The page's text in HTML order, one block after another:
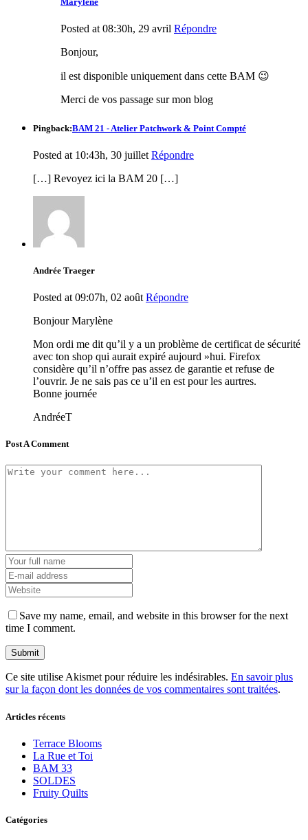
Posted at 08:30h, 29 avril Répondre
Bonjour,
il est disponible uniquement dans cette BAM 😉
Merci de vos passage sur mon blog
Pingback:BAM 21 - Atelier Patchwork & Point Compté
Posted at 10:43h, 30 juillet Répondre
[…] Revoyez ici la BAM 20 […]
Andrée Traeger
Posted at 09:07h, 02 août Répondre
Bonjour Marylène
Mon ordi me dit qu’il y a un problème de certificat de sécurité
avec ton shop qui aurait expiré aujourd »hui. Firefox
considère qu’il n’offre pas assez de garantie et refuse de
l’ouvrir. Je ne sais pas ce u’il en est pour les aurtres.
Bonne journée
AndréeT
Post A Comment
Save my name, email, and website in this browser for the next
time I comment.
Ce site utilise Akismet pour réduire les indésirables. En savoir plus
sur la façon dont les données de vos commentaires sont traitées.
Articles récents
Terrace Blooms
La Rue et Toi
BAM 33
SOLDES
Fruity Quilts
Catégories